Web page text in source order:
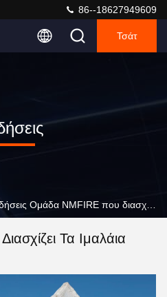
86--18627949609
Τσάτ
Τα Ιμαλάια